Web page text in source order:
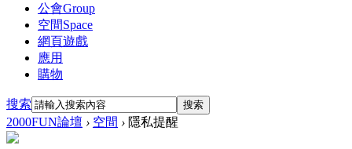
公會Group
空間Space
網頁遊戲
應用
購物
搜索 搜索
2000FUN論壇 › 空間 › 隱私提醒